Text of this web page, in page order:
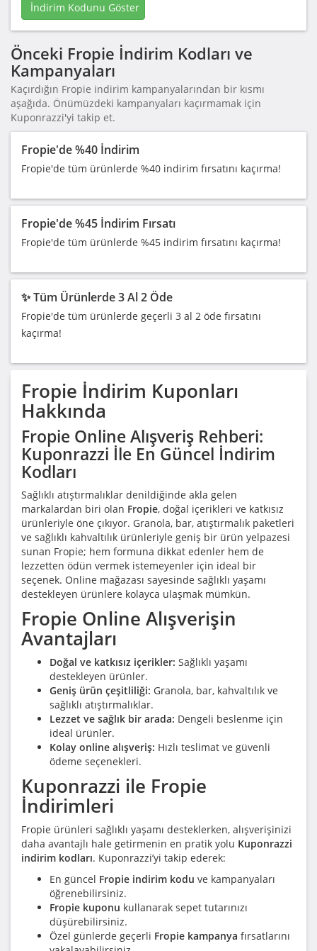
İndirim Kodunu Göster
Önceki Fropie İndirim Kodları ve
Kampanyaları
Kaçırdığın Fropie indirim kampanyalarından bir kısmı
aşağıda. Önümüzdeki kampanyaları kaçırmamak için
Kuponrazzi'yi takip et.
Fropie'de %40 İndirim
Fropie'de tüm ürünlerde %40 indirim fırsatını kaçırma!
Fropie'de %45 İndirim Fırsatı
Fropie'de tüm ürünlerde %45 indirim fırsatını kaçırma!
✨ Tüm Ürünlerde 3 Al 2 Öde
Fropie'de tüm ürünlerde geçerli 3 al 2 öde fırsatını
kaçırma!
Fropie İndirim Kuponları
Hakkında
Fropie Online Alışveriş Rehberi:
Kuponrazzi İle En Güncel İndirim
Kodları
Sağlıklı atıştırmalıklar denildiğinde akla gelen
markalardan biri olan Fropie, doğal içerikleri ve katkısız
ürünleriyle öne çıkıyor. Granola, bar, atıştırmalık paketleri
ve sağlıklı kahvaltılık ürünleriyle geniş bir ürün yelpazesi
sunan Fropie; hem formuna dikkat edenler hem de
lezzetten ödün vermek istemeyenler için ideal bir
seçenek. Online mağazası sayesinde sağlıklı yaşamı
destekleyen ürünlere kolayca ulaşmak mümkün.
Fropie Online Alışverişin
Avantajları
Doğal ve katkısız içerikler: Sağlıklı yaşamı
destekleyen ürünler.
Geniş ürün çeşitliliği: Granola, bar, kahvaltılık ve
sağlıklı atıştırmalıklar.
Lezzet ve sağlık bir arada: Dengeli beslenme için
ideal ürünler.
Kolay online alışveriş: Hızlı teslimat ve güvenli
ödeme seçenekleri.
Kuponrazzi ile Fropie
İndirimleri
Fropie ürünleri sağlıklı yaşamı desteklerken, alışverişinizi
daha avantajlı hale getirmenin en pratik yolu Kuponrazzi
indirim kodları. Kuponrazzi’yi takip ederek:
En güncel Fropie indirim kodu ve kampanyaları
öğrenebilirsiniz.
Fropie kuponu kullanarak sepet tutarınızı
düşürebilirsiniz.
Özel günlerde geçerli Fropie kampanya fırsatlarını